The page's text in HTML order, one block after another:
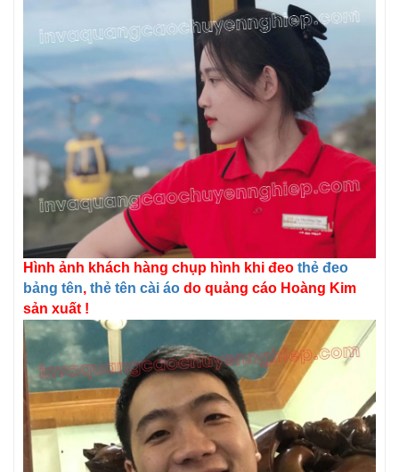
Hình ảnh khách hàng chụp hình khi đeo thẻ đeo
bảng tên, thẻ tên cài áo do quảng cáo Hoàng Kim
sản xuất !